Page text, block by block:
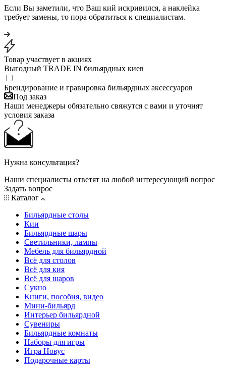
Если Вы заметили, что Ваш кий искривился, а наклейка
требует замены, то пора обратиться к специалистам.
Товар участвует в акциях
Выгодный TRADE IN бильярдных киев
Брендирование и гравировка бильярдных аксессуаров
Под заказ
Наши менеджеры обязательно свяжутся с вами и уточнят
условия заказа
Нужна консультация?
Наши специалисты ответят на любой интересующий вопрос
Задать вопрос
Каталог
Бильярдные столы
Кии
Бильярдные шары
Светильники, лампы
Мебель для бильярдной
Всё для столов
Всё для кия
Всё для шаров
Сукно
Книги, пособия, видео
Мини-бильярд
Интерьер бильярдной
Сувениры
Бильярдные комнаты
Наборы для игры
Игра Новус
Подарочные карты